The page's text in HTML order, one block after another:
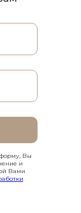
Вы
и
Вами